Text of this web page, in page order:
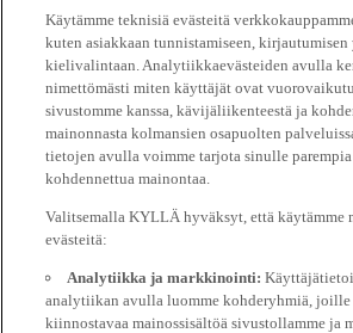
Käytämme teknisiä evästeitä
kuten asiakkaan tunnistamiseen,
kielivalintaan. Analytiikkaevästeiden avulla
nimettömästi miten käyttäjät ovat
sivustomme kanssa, kävijäliikenteestä ja
mainonnasta kolmansien osapuolten
tietojen avulla voimme tarjota sinulle
kohdennettua mainontaa.
Valitsemalla KYLLÄ hyväksyt, että käytämme
evästeitä:
Analytiikka ja markkinointi:
analytiikan avulla luomme kohderyhmiä, joille
kiinnostavaa mainossisältöä sivustollamme ja